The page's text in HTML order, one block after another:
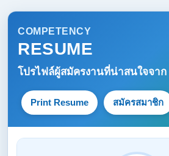
COMPETENCY
RESUME
โปรไฟล์ผู้สมัครงานที่น่าสนใจจาก
Print Resume สมัครสมาชิก